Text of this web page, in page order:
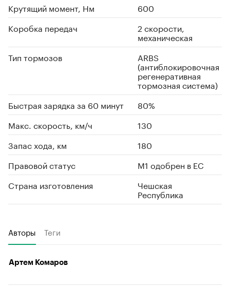
Крутящий момент, Нм
600
Коробка передач
2 скорости,
механическая
Тип тормозов
ARBS
(антиблокировочная
регенеративная
тормозная система)
Быстрая зарядка за 60 минут
80%
Макс. скорость, км/ч
130
Запас хода, км
180
Правовой статус
М1 одобрен в ЕС
Страна изготовления
Чешская
Республика
Авторы Теги
Артем Комаров